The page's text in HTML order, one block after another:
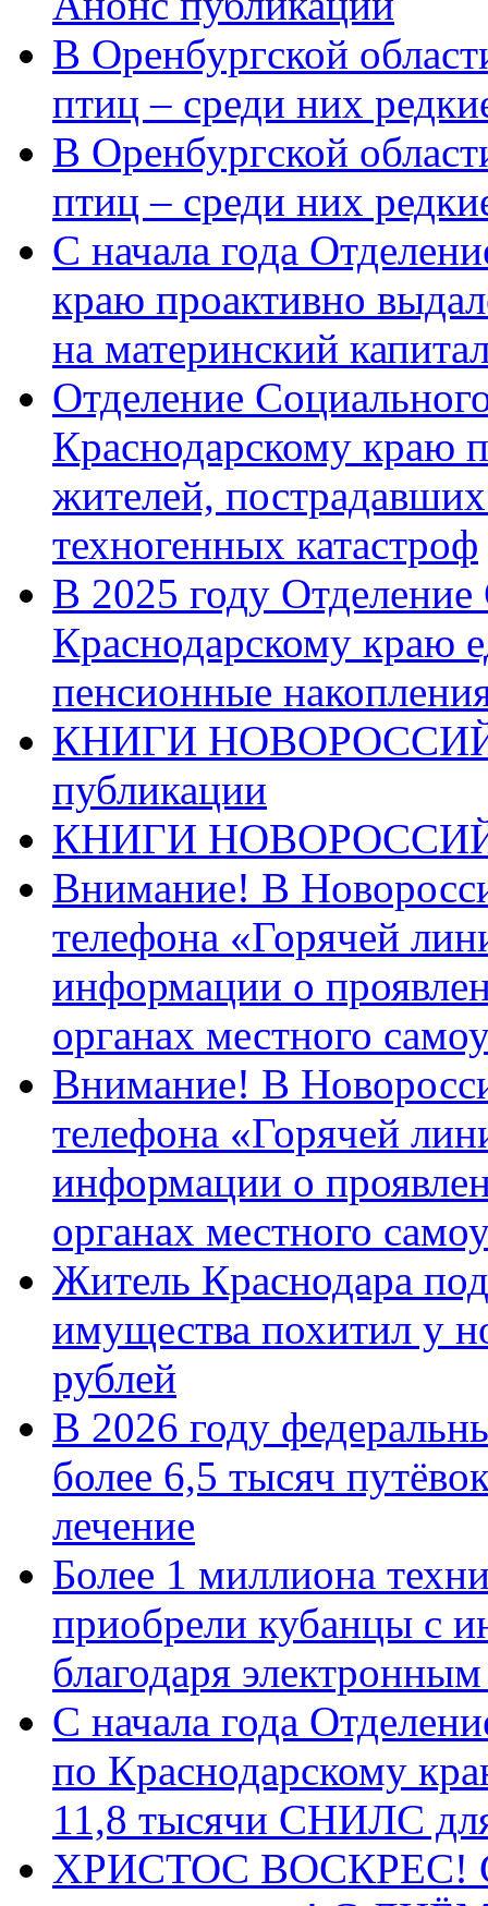
В Оренбургской
птиц – среди них
В Оренбургской
птиц – среди них
С начала года
краю проактивно
на материнский
Отделение
Краснодарскому краю
жителей,
техногенных катастроф
В 2025 году
Краснодарскому краю
пенсионные
КНИГИ
публикации
КНИГИ
Внимание! В
телефона «Горячей
информации о
органах местного
Внимание! В
телефона «Горячей
информации о
органах местного
Житель Краснодара
имущества похитил у
рублей
В 2026 году
более 6,5 тысяч
лечение
Более 1 миллиона
приобрели кубанцы с
благодаря
С начала года
по Краснодарскому
11,8 тысячи СНИЛС
ХРИСТОС ВОСКРЕС! С